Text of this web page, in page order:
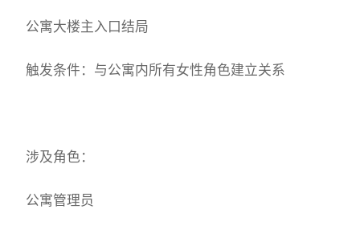
公寓大楼主入口结局
触发条件：与公寓内所有女性角色建立关系
涉及角色：
公寓管理员